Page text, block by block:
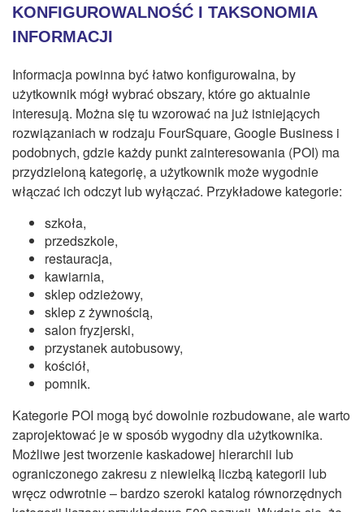
KONFIGUROWALNOŚĆ I TAKSONOMIA
INFORMACJI
Informacja powinna być łatwo konfigurowalna, by
użytkownik mógł wybrać obszary, które go aktualnie
interesują. Można się tu wzorować na już istniejących
rozwiązaniach w rodzaju FourSquare, Google Business i
podobnych, gdzie każdy punkt zainteresowania (POI) ma
przydzieloną kategorię, a użytkownik może wygodnie
włączać ich odczyt lub wyłączać. Przykładowe kategorie:
szkoła,
przedszkole,
restauracja,
kawiarnia,
sklep odzieżowy,
sklep z żywnością,
salon fryzjerski,
przystanek autobusowy,
kościół,
pomnik.
Kategorie POI mogą być dowolnie rozbudowane, ale warto
zaprojektować je w sposób wygodny dla użytkownika.
Możliwe jest tworzenie kaskadowej hierarchii lub
ograniczonego zakresu z niewielką liczbą kategorii lub
wręcz odwrotnie – bardzo szeroki katalog równorzędnych